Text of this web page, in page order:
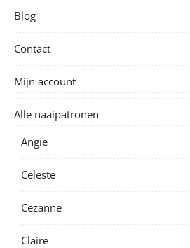
Blog
Contact
Mijn account
Alle naaipatronen
Angie
Celeste
Cezanne
Claire